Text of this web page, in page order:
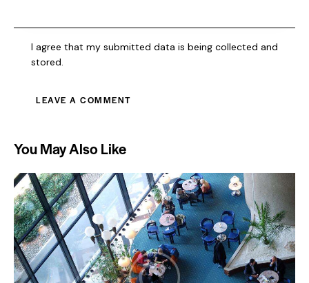
I agree that my submitted data is being collected and
stored.
You May Also Like